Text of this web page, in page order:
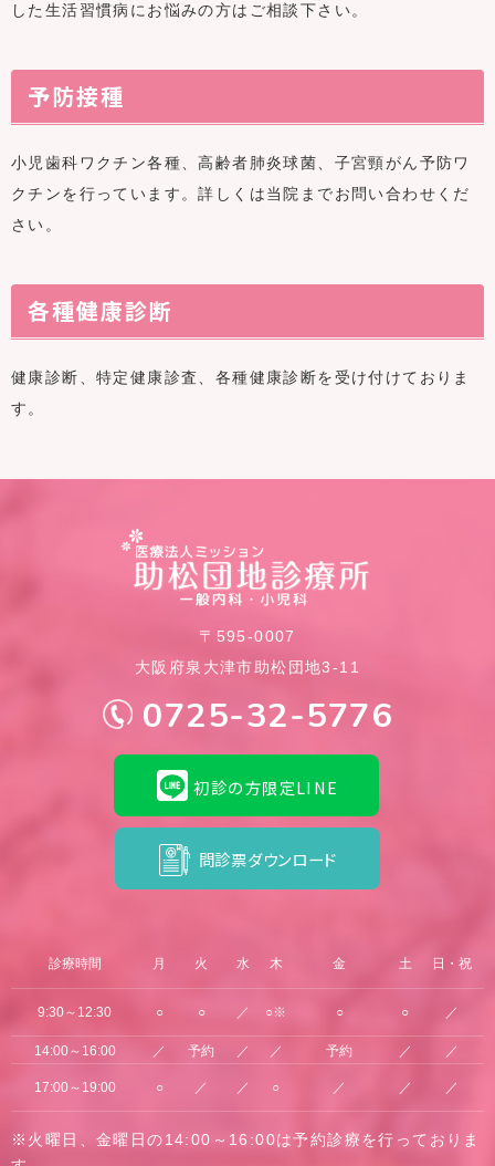
した生活習慣病にお悩みの方はご相談下さい。
予防接種
小児歯科ワクチン各種、高齢者肺炎球菌、子宮頸がん予防ワ
クチンを行っています。詳しくは当院までお問い合わせくだ
さい。
各種健康診断
健康診断、特定健康診査、各種健康診断を受け付けておりま
す。
〒595-0007
大阪府泉大津市助松団地3-11
0725-32-5776
初診の方限定LINE
問診票ダウンロード
診療時間 月 火 水 木 金 土 日・祝
9:30～12:30 ○ ○ ／ ○※ ○ ○ ／
14:00～16:00 ／ 予約 ／ ／ 予約 ／ ／
17:00～19:00 ○ ／ ／ ○ ／ ／ ／
※火曜日、金曜日の14:00～16:00は予約診療を行っておりま